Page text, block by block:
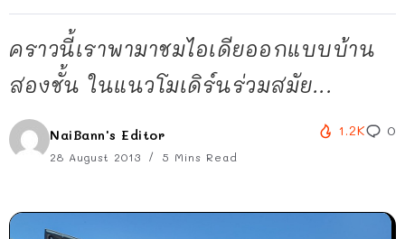
คราวนี้เราพามาชมไอเดียออกแบบบ้าน
สองชั้น ในแนวโมเดิร์นร่วมสมัย...
NaiBann's Editor
28 August 2013 5 Mins Read
1.2K 0